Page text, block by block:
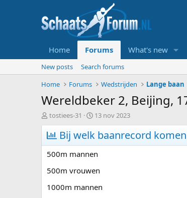
Home Forums What's new
New posts
Search forums
Home
Forums Wedstrijden Lange baan
Wereldbeker 2, Beijing,
T
o
p
i
c
s
t
r
tostiees-31
S
t
a
r
t
d
a
u
13 nov 2023
Bij welk baanrecord
500m mannen
500m vrouwen
1000m mannen